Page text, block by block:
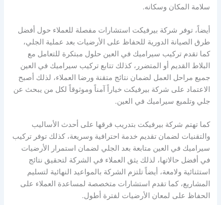
سلامة المكان وسكانه.
أيضاً، توفر شركة بيرفيكت استشارات مفصلة للعملاء حول أفضل
طرق الصيانة الدورية للحفاظ على الأرضيات بعد عملية الجلي،
كما تقدم تركيب سيراميك في العين حلول مبتكرة للتعامل مع
البلاط القديم أو المتضرر، كذلك تتابع تركيب سيراميك في العين
جميع مراحل العمل لضمان نتائج متقنة ورضا العملاء، لذلك أصبح
الاعتماد على شركة بيرفيكت خياراً آمناً وموثوقاً لكل من يبحث عن
جلي وتلميع سيراميك في العين.
كما تهتم شركة بيرفيكت بتدريب فرقها على أحدث الأساليب
والتقنيات لضمان تقديم خدمة احترافية وسريعة، كذلك توفر تركيب
سيراميك في العين متابعة بعد الجلي لضمان استمرار الأرضيات
في أفضل حالاتها، لذلك يثق العملاء في الشركة لتحقيق نتائج
استثنائية ولامعة، أيضاً تلتزم الشركة بالمواعيد النهائية لتسليم
المشاريع، كما تقدم استشارات متخصصة لمساعدة العملاء على
الحفاظ على لمعان الأرضيات لفترة أطول.